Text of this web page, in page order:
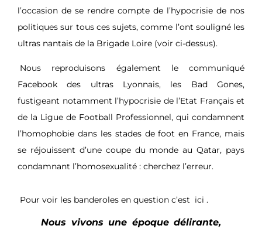
l’occasion de se rendre compte de l’hypocrisie de nos
politiques sur tous ces sujets, comme l’ont souligné les
ultras nantais de la Brigade Loire (voir ci-dessus).
Nous reproduisons également le communiqué
Facebook des ultras Lyonnais, les Bad Gones,
fustigeant notamment l’hypocrisie de l’Etat Français et
de la Ligue de Football Professionnel, qui condamnent
l’homophobie dans les stades de foot en France, mais
se réjouissent d’une coupe du monde au Qatar, pays
condamnant l’homosexualité : cherchez l’erreur.
Pour voir les banderoles en question c’est ici .
Nous vivons une époque délirante,